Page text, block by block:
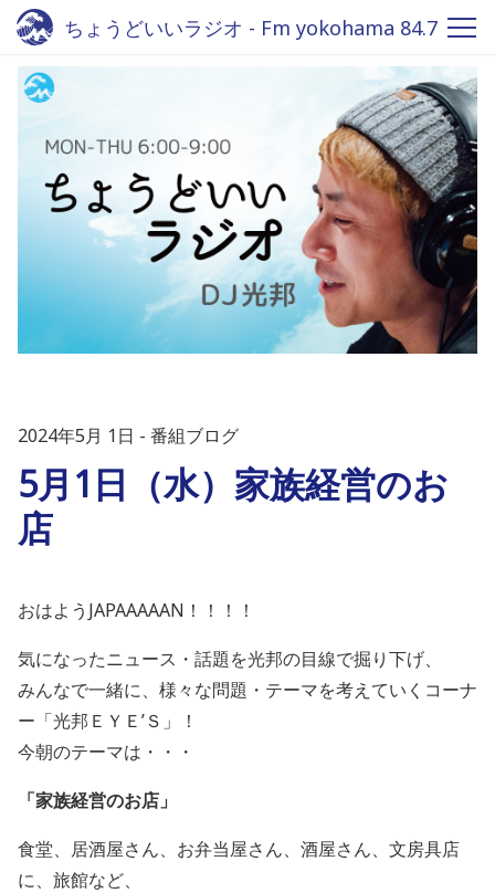
ちょうどいいラジオ - Fm yokohama 84.7
2024年5月 1日 番組ブログ
5月1日（水）家族経営のお
店
おはようJAPAAAAAN！！！！
気になったニュース・話題を光邦の目線で掘り下げ、
みんなで一緒に、様々な問題・テーマを考えていくコーナ
ー「光邦ＥＹＥ’Ｓ」！
今朝のテーマは・・・
「家族経営のお店」
食堂、居酒屋さん、お弁当屋さん、酒屋さん、文房具店
に、旅館など、